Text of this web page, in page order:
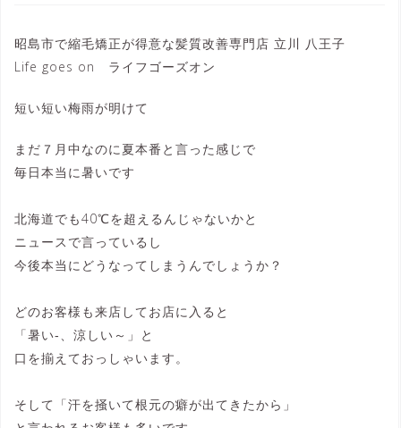
昭島市で縮毛矯正が得意な髪質改善専門店 立川 八王子
Life goes on ライフゴーズオン
短い短い梅雨が明けて
まだ７月中なのに夏本番と言った感じで
毎日本当に暑いです
北海道でも40℃を超えるんじゃないかと
ニュースで言っているし
今後本当にどうなってしまうんでしょうか？
どのお客様も来店してお店に入ると
「暑い‐、涼しい～」と
口を揃えておっしゃいます。
そして「汗を掻いて根元の癖が出てきたから」